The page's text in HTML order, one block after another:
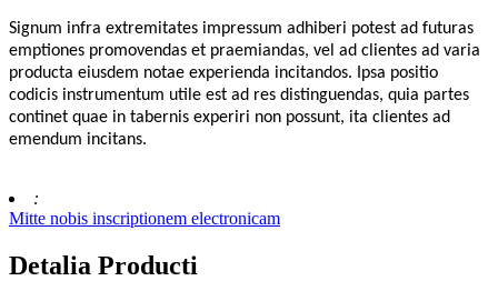
Signum infra extremitates impressum adhiberi potest ad futuras
emptiones promovendas et praemiandas, vel ad clientes ad varia
producta eiusdem notae experienda incitandos. Ipsa positio
codicis instrumentum utile est ad res distinguendas, quia partes
continet quae in tabernis experiri non possunt, ita clientes ad
emendum incitans.
:
Mitte nobis inscriptionem electronicam
Detalia Producti